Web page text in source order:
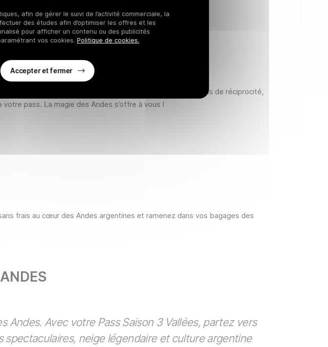
AVEC LAS LEÑAS ?
privilège exclusif à Las Leñas en Argentine. Grâce aux accords de réciprocité,
pass. La magie des Andes s’offre à vous !
frais au cœur des Andes argentines et ramenez dans vos bagages des
Andes. Avec votre Pass Saison 3 Vallées, partez vers
neige légendaire et culture argentine
afin de gérer le suivi de l’activité commerciale, la
des études afin d’optimiser les offres et les
pour afficher un contenu ou des publicités
vos cookies. Politique de cookies.
Accepter et fermer